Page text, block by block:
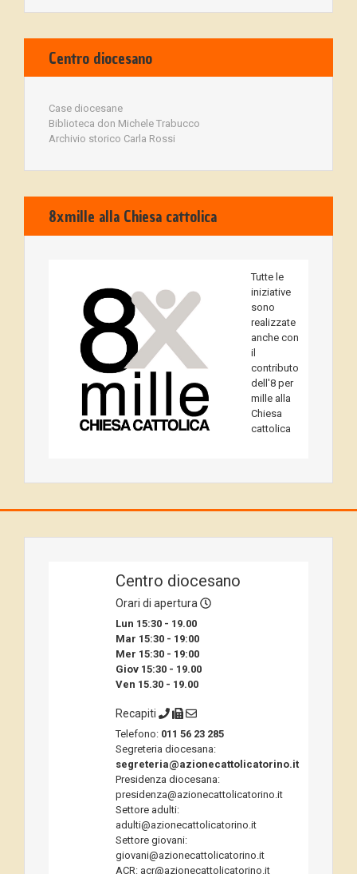
Centro diocesano
Case diocesane
Biblioteca don Michele Trabucco
Archivio storico Carla Rossi
8xmille alla Chiesa cattolica
Tutte le
iniziative
sono
realizzate
anche con
il
contributo
dell'8 per
mille alla
Chiesa
cattolica
Centro diocesano
Orari di apertura
Lun 15:30 - 19.00
Mar 15:30 - 19:00
Mer 15:30 - 19:00
Giov 15:30 - 19.00
Ven 15.30 - 19.00
Recapiti
Telefono: 011 56 23 285
Segreteria diocesana:
segreteria@azionecattolicatorino.it
Presidenza diocesana:
presidenza@azionecattolicatorino.it
Settore adulti:
adulti@azionecattolicatorino.it
Settore giovani:
giovani@azionecattolicatorino.it
ACR: acr@azionecattolicatorino.it